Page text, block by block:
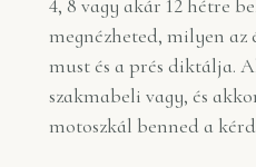
4, 8 vagy akár 12 hétre
megnézheted, milyen
must és a prés diktálja.
szakmabeli vagy, és
motoszkál benned a